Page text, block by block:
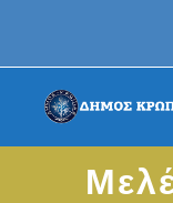
content